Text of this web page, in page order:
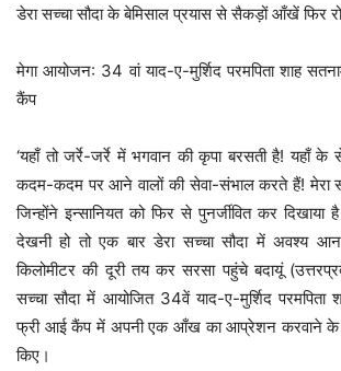
डेरा सच्चा सौदा के बेमिसाल प्रयास से सैकड़ों आँखें फिर
मेगा आयोजन: 34 वां याद-ए-मुर्शिद परमपिता शाह
कैंप
‘यहाँ तो जर्रे-जर्रे में भगवान की कृपा बरसती है! यहाँ के
कदम-कदम पर आने वालों की सेवा-संभाल करते हैं! मेरा
जिन्होंने इन्सानियत को फिर से पुनर्जीवित कर दिखाया
देखनी हो तो एक बार डेरा सच्चा सौदा में अवश्य
किलोमीटर की दूरी तय कर सरसा पहुंचे बदायूं
सच्चा सौदा में आयोजित 34वें याद-ए-मुर्शिद परमपिता
फ्री आई कैंप में अपनी एक आँख का आप्रेशन करवाने के
किए।